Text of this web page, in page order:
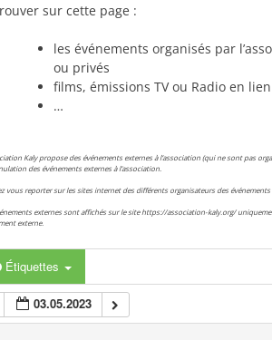
sur cette page :
les événements organisés par
ou privés
films, émissions TV ou Radio en
…
Kaly propose des événements externes à l’association (qui ne sont pas
des événements externes à l’association.
vous reporter sur les sites internet des différents organisateurs des
externes sont affichés sur le site https://association-kaly.org/
externe.
Étiquettes
03.05.2023